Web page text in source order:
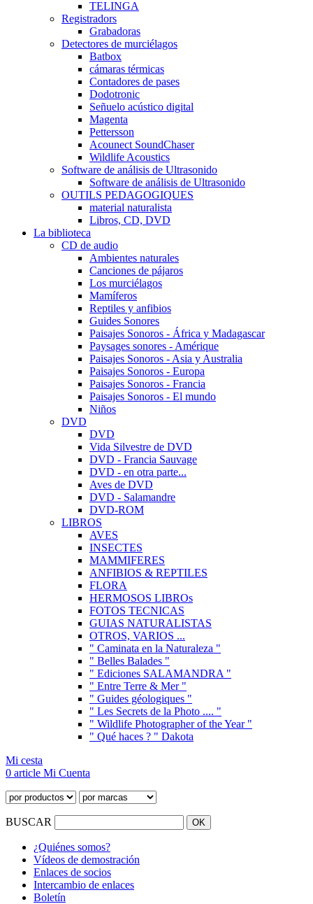
TELINGA
Registradors
Grabadoras
Detectores de murciélagos
Batbox
cámaras térmicas
Contadores de pases
Dodotronic
Señuelo acústico digital
Magenta
Pettersson
Acounect SoundChaser
Wildlife Acoustics
Software de análisis de Ultrasonido
Software de análisis de Ultrasonido
OUTILS PEDAGOGIQUES
material naturalista
Libros, CD, DVD
La biblioteca
CD de audio
Ambientes naturales
Canciones de pájaros
Los murciélagos
Mamíferos
Reptiles y anfibios
Guides Sonores
Paisajes Sonoros - África y Madagascar
Paysages sonores - Amérique
Paisajes Sonoros - Asia y Australia
Paisajes Sonoros - Europa
Paisajes Sonoros - Francia
Paisajes Sonoros - El mundo
Niños
DVD
DVD
Vida Silvestre de DVD
DVD - Francia Sauvage
DVD - en otra parte...
Aves de DVD
DVD - Salamandre
DVD-ROM
LIBROS
AVES
INSECTES
MAMMIFERES
ANFIBIOS & REPTILES
FLORA
HERMOSOS LIBROs
FOTOS TECNICAS
GUIAS NATURALISTAS
OTROS, VARIOS ...
" Caminata en la Naturaleza "
" Belles Balades "
" Ediciones SALAMANDRA "
" Entre Terre & Mer "
" Guides géologiques "
" Les Secrets de la Photo .... "
" Wildlife Photographer of the Year "
" Qué haces ? " Dakota
Mi cesta
0 article Mi Cuenta
BUSCAR
¿Quiénes somos?
Vídeos de demostración
Enlaces de socios
Intercambio de enlaces
Boletín